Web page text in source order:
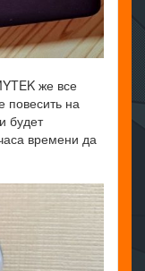
же все
на
будет
времени да